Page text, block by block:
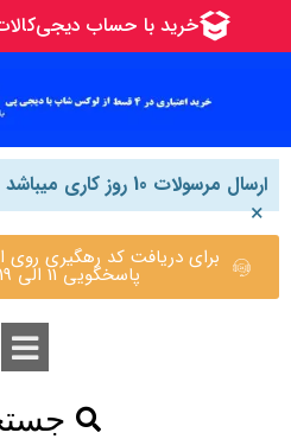
ارسال مرسولات 10 روز کاری میباشد
×
برای دریافت کد رهگیری
پاسخگویی 11 الی 19)09365755921